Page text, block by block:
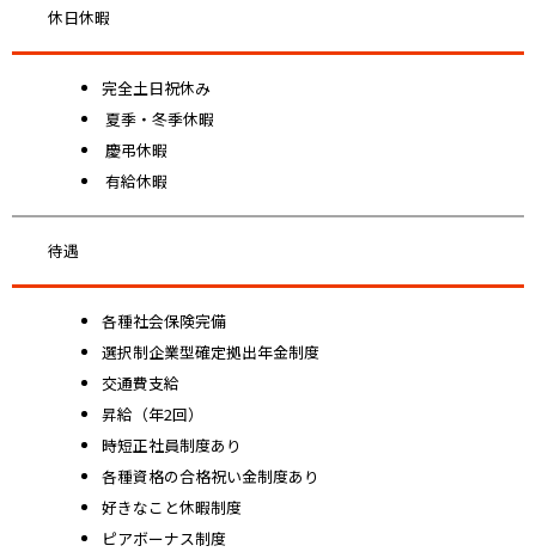
休日休暇
完全土日祝休み
夏季・冬季休暇
慶弔休暇
有給休暇
待遇
各種社会保険完備
選択制企業型確定拠出年金制度
交通費支給
昇給（年2回）
時短正社員制度あり
各種資格の合格祝い金制度あり
好きなこと休暇制度
ピアボーナス制度